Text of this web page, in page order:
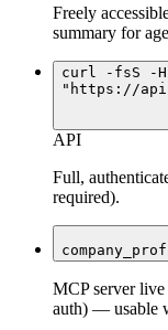
Freely
summary for
curl -fsS -H
"https://
API
Full,
required).
MCP server live
auth) — usable